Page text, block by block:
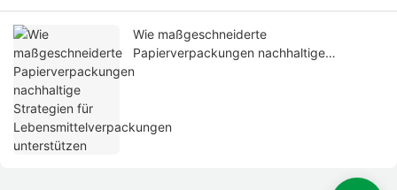
Wie maßgeschneiderte
Papierverpackungen nachhaltige
Strategien für Lebensmittelverpackungen